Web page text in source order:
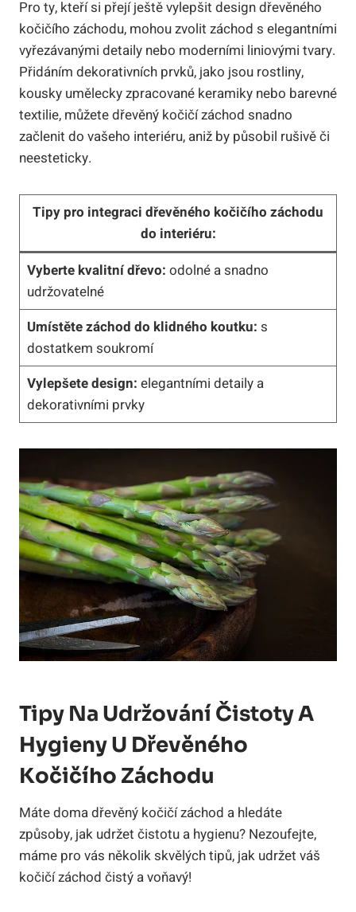
Pro ty, kteří si přejí ještě vylepšit design dřevěného
kočičího záchodu, mohou zvolit záchod s elegantními
vyřezávanými detaily nebo moderními liniovými tvary.
Přidáním dekorativních prvků, jako jsou rostliny,
kousky umělecky zpracované keramiky nebo barevné
textilie, můžete dřevěný kočičí záchod snadno
začlenit do vašeho interiéru, aniž by působil rušivě či
neesteticky.
Tipy pro integraci dřevěného kočičího záchodu
do interiéru:
Vyberte kvalitní dřevo: odolné a snadno
udržovatelné
Umístěte záchod do klidného koutku: s
dostatkem soukromí
Vylepšete design: elegantními detaily a
dekorativními prvky
Tipy Na Udržování Čistoty A
Hygieny U Dřevěného
Kočičího Záchodu
Máte doma dřevěný kočičí záchod a hledáte
způsoby, jak udržet čistotu a hygienu? Nezoufejte,
máme pro vás několik skvělých tipů, jak udržet váš
kočičí záchod čistý a voňavý!